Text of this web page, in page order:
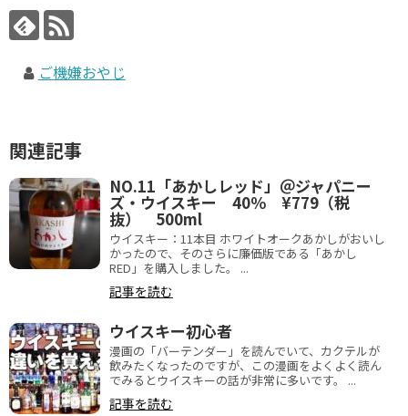
ご機嫌おやじ
関連記事
NO.11「あかしレッド」＠ジャパニー
ズ・ウイスキー 40％ ¥779（税
抜） 500ml
ウイスキー：11本目 ホワイトオークあかしがおいし
かったので、そのさらに廉価版である「あかし
RED」を購入しました。 ...
記事を読む
ウイスキー初心者
漫画の「バーテンダー」を読んでいて、カクテルが
飲みたくなったのですが、この漫画をよくよく読ん
でみるとウイスキーの話が非常に多いです。 ...
記事を読む